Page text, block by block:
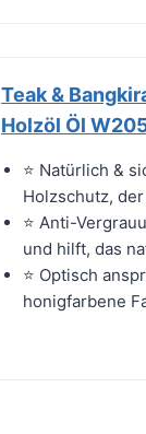
Teak &
Holzöl Öl
⭐ Natürlich &
Holzschutz,
⭐ Anti-
und hilft, das
⭐ Optisch
honigfarbene